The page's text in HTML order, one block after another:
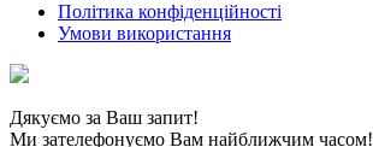
Політика конфіденційності
Умови використання
Дякуємо за Ваш запит!
Ми зателефонуємо Вам найближчим часом!